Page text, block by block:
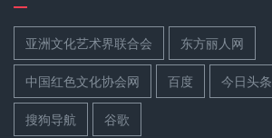
亚洲文化艺术界联合会 东方丽人网
中国红色文化协会网 百度 今日头条
搜狗导航 谷歌